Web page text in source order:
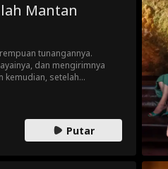
Mantan
tunangannya.
dan mengirimnya
kemudian, setelah
Putar